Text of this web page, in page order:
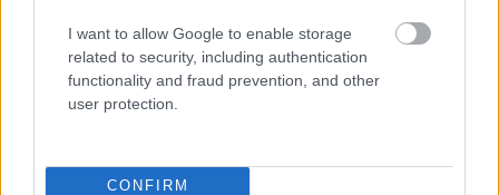
I want to allow Google to enable storage
related to security, including authentication
functionality and fraud prevention, and other
user protection.
CONFIRM
Αργία Δεκαπενταύγουστου: Πώς θα
πληρωθούν όσοι εργαστούν –